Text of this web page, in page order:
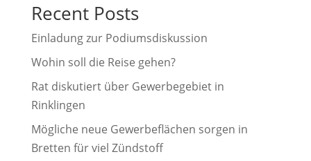
Recent Posts
Einladung zur Podiumsdiskussion
Wohin soll die Reise gehen?
Rat diskutiert über Gewerbegebiet in
Rinklingen
Mögliche neue Gewerbeflächen sorgen in
Bretten für viel Zündstoff